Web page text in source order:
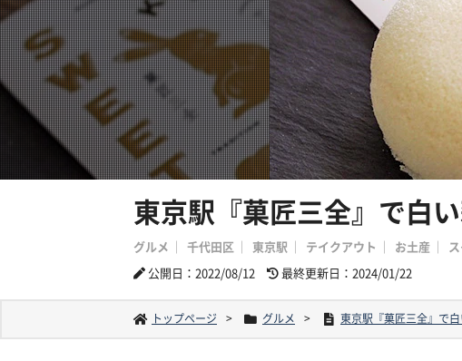
東京駅『菓匠三全』で白
グルメ 千代田区 東京駅 テイクアウト お土産
公開日：2022/08/12
最終更新日：2024/01/22
トップページ グルメ 東京駅『菓匠三全』で